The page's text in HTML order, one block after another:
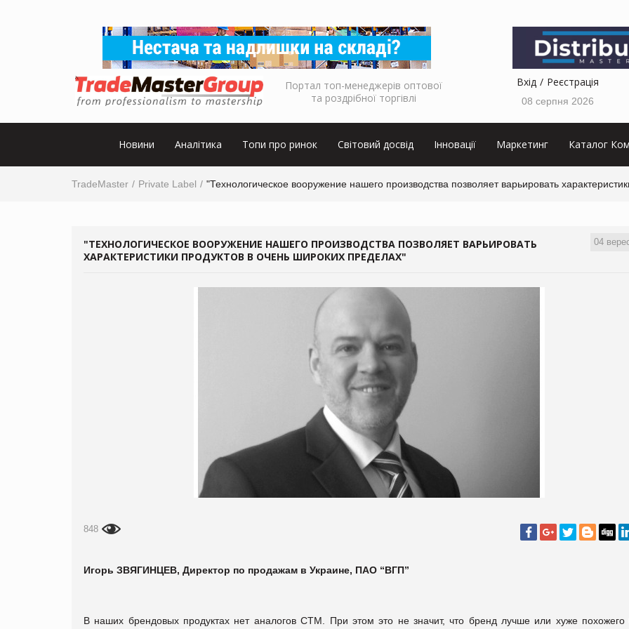
Портал топ-менеджерів оптової
та роздрібної торгівлі
Вхід Реєстрація
08 серпня 2026
Новини Аналітика Топи про ринок Світовий досвід Інновації Маркетинг Каталог
TradeMaster Private Label "Технологическое вооружение нашего производства позволяет варьировать
04
"ТЕХНОЛОГИЧЕСКОЕ ВООРУЖЕНИЕ НАШЕГО ПРОИЗВОДСТВА ПОЗВОЛЯЕТ ВАРЬИРОВАТЬ
ХАРАКТЕРИСТИКИ ПРОДУКТОВ В ОЧЕНЬ ШИРОКИХ ПРЕДЕЛАХ"
848
Игорь ЗВЯГИНЦЕВ, Директор по продажам в Украине, ПАО “ВГП”
В наших брендовых продуктах нет аналогов СТМ. При этом это не значит, что бренд лучше или хуже